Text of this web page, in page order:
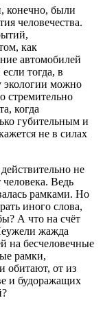
конечно, были
человечества.
как
автомобилей
тогда, в
экологии можно
стремительно
когда
губительным и
не в силах
не
Ведь
рамками. Но
иного слова,
А что на счёт
жажда
на бесчеловечные
рамки,
обитают, от из
и будоражащих